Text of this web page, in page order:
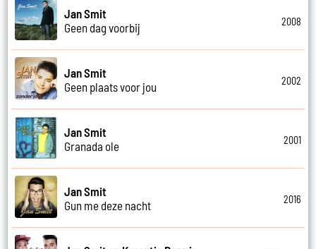
Jan Smit
Geen dag voorbij
2008
Jan Smit
Geen plaats voor jou
2002
Jan Smit
Granada ole
2001
Jan Smit
Gun me deze nacht
2016